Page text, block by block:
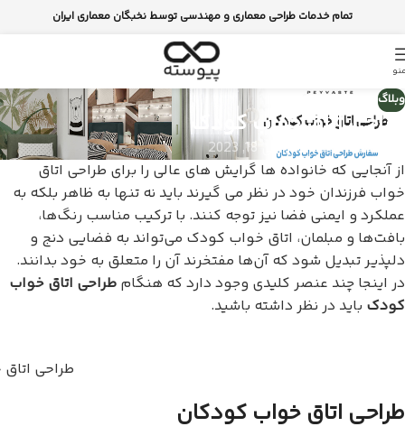
تمام خدمات طراحی معماری و مهندسی توسط نخبگان معماری ایران
وبلاگ
طراحی اتاق خواب کودک
bariawbariروشن می 18, 2023
از آنجایی که خانواده ها گرایش های عالی را برای طراحی اتاق
خواب فرزندان خود در نظر می گیرند باید نه تنها به ظاهر بلکه به
عملکرد و ایمنی فضا نیز توجه کنند. با ترکیب مناسب رنگ‌ها،
بافت‌ها و مبلمان، اتاق خواب کودک می‌تواند به فضایی دنج و
دلپذیر تبدیل شود که آن‌ها مفتخرند آن را متعلق به خود بدانند.
در اینجا چند عنصر کلیدی وجود دارد که هنگام طراحی اتاق خواب
کودک باید در نظر داشته باشید.
طراحی
طراحی اتاق خواب کودکان